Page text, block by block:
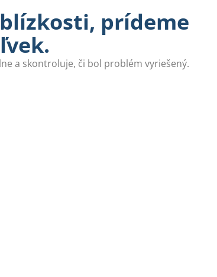
prídeme
a skontroluje, či bol problém vyriešený.